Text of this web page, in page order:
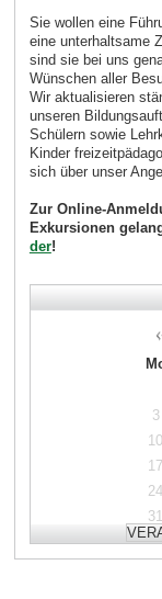
Sie wollen eine
eine unterhaltsame
sind sie bei uns
Wünschen aller
Wir aktualisieren
unseren
Schülern sowie
Kinder
sich über unser
Zur Online-
Exkursionen
der!
3
10
17
24
31